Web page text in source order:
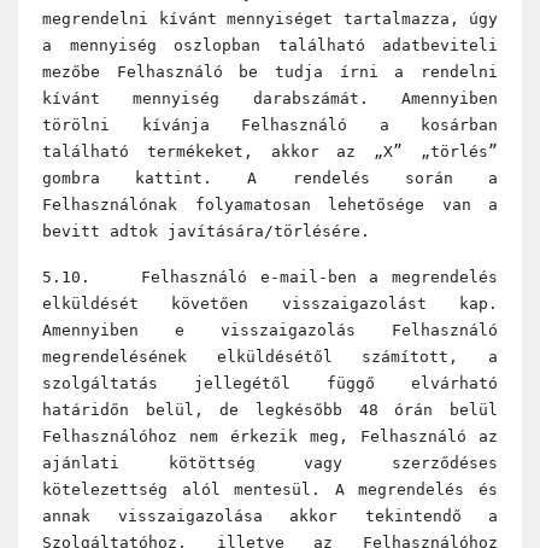
megrendelni kívánt mennyiséget tartalmazza, úgy
a mennyiség oszlopban található adatbeviteli
mezőbe Felhasználó be tudja írni a rendelni
kívánt mennyiség darabszámát. Amennyiben
törölni kívánja Felhasználó a kosárban
található termékeket, akkor az „X” „törlés”
gombra kattint. A rendelés során a
Felhasználónak folyamatosan lehetősége van a
bevitt adtok javítására/törlésére.
5.10. Felhasználó e-mail-ben a megrendelés
elküldését követően visszaigazolást kap.
Amennyiben e visszaigazolás Felhasználó
megrendelésének elküldésétől számított, a
szolgáltatás jellegétől függő elvárható
határidőn belül, de legkésőbb 48 órán belül
Felhasználóhoz nem érkezik meg, Felhasználó az
ajánlati kötöttség vagy szerződéses
kötelezettség alól mentesül. A megrendelés és
annak visszaigazolása akkor tekintendő a
Szolgáltatóhoz, illetve az Felhasználóhoz